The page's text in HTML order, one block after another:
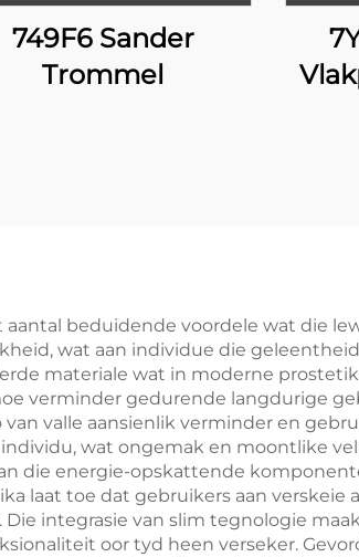
749F6 Sander
Trommel
beduidende voordele wat die
wat aan individue die
materiale wat in moderne
verminder gedurende langdurige
valle aansienlik verminder en
wat ongemak en moontlike
die energie-opskattende
laat toe dat gebruikers aan
integrasie van slim tegnologie
oor tyd heen verseker.